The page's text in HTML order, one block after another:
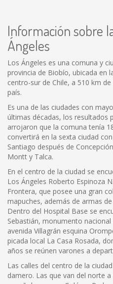
Información sobre
Ángeles
Los Ángeles es una comuna y
provincia de Biobío, ubicada en
centro-sur de Chile, a 510 km
país.
Es una de las ciudades con
últimas décadas, los resultados
arrojaron que la comuna tenía
convertirá en la sexta ciudad
Santiago después de
Montt y Talca.
En el centro de la ciudad se
Los Ángeles Roberto Espinoza
Frontera, que posee una gran
mapuches, además de armas
Dentro del Hospital Base se
Sebastián, monumento
avenida Villagrán esquina
picada local La Casa Rosada,
años se reúnen varones a
Las calles del centro de la
damero. Las que van del norte